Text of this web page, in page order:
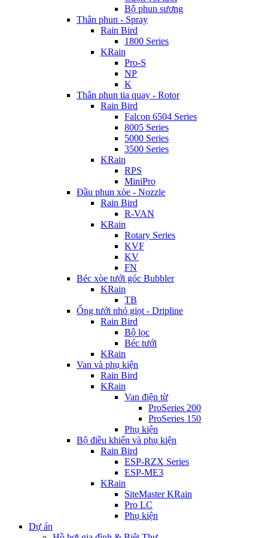
Bộ phun sương
Thân phun - Spray
Rain Bird
1800 Series
KRain
Pro-S
NP
K
Thân phun tia quay - Rotor
Rain Bird
Falcon 6504 Series
8005 Series
5000 Series
3500 Series
KRain
RPS
MiniPro
Đầu phun xòe - Nozzle
Rain Bird
R-VAN
KRain
Rotary Series
KVF
KV
FN
Béc xòe tưới góc Bubbler
KRain
TB
Ống tưới nhỏ giọt - Dripline
Rain Bird
Bộ lọc
Béc tưới
KRain
Van và phụ kiện
Rain Bird
KRain
Van điện từ
ProSeries 200
ProSeries 150
Phụ kiện
Bộ điều khiển và phụ kiện
Rain Bird
ESP-RZX Series
ESP-ME3
KRain
SiteMaster KRain
Pro LC
Phụ kiện
Dự án